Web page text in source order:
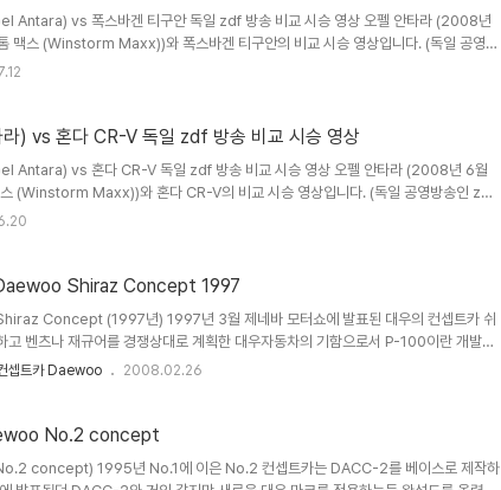
Antara) vs 폭스바겐 티구안 독일 zdf 방송 비교 시승 영상 오펠 안타라 (2008년
맥스 (Winstorm Maxx))와 폭스바겐 티구안의 비교 시승 영상입니다. (독일 공영방
왔습니다).
판매가 되고 있던 모델입니다...
) vs 혼다 CR-V 독일 zdf 방송 비교 시승 영상
Antara) vs 혼다 CR-V 독일 zdf 방송 비교 시승 영상 오펠 안타라 (2008년 6월
(Winstorm Maxx))와 혼다 CR-V의 비교 시승 영상입니다. (독일 공영방송인 zdf
자세한 정보는 링크) 윈스톰 맥스와 기존의 윈스톰은 아시다시피 GM의 Theta 플
Shiraz Concept 1997
Concept (1997년) 1997년 3월 제네바 모터쇼에 발표된 대우의 컨셉트카 쉬
벤츠나 재규어를 경쟁상대로 계획한 대우자동차의 기함으로서 P-100이란 개발코
다. 디자인은 대우가 인수한 영국 워딩테크니컬센터(DWTC)의 수석 디자이너
플랫폼이 계획되었는지는 모르겠습니다...
셉트카 Daewoo 2008.02.26
차 No.2 컨셉트카 Daewoo No.2 concept
concept) 1995년 No.1에 이은 No.2 컨셉트카는 DACC-2를 베이스로 제작하